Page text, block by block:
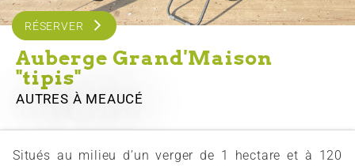
RÉSERVER
Auberge Grand'Maison
"tipis"
AUTRES À MEAUCÉ
Situés au milieu d’un verger de 1 hectare et à 120